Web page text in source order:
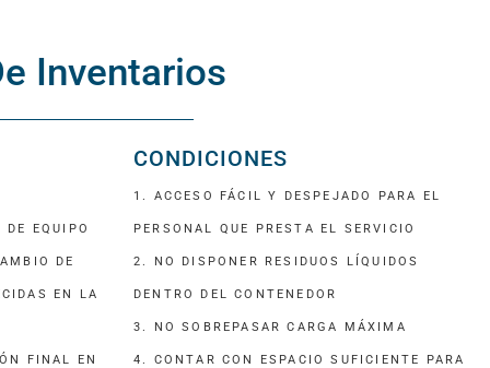
DE EQUIPOS PARA EL MANEJO DE RESIDUOS
SOBRE SISTEMAS DE MANEJO DE RESIDUOS PELIGROSOS
Inventarios
EQUIPO
DE
EN LA
FINAL EN
CONDICIONES
1. ACCESO FÁCIL Y DESPEJADO PARA EL
PERSONAL QUE PRESTA EL SERVICIO
2. NO DISPONER RESIDUOS LÍQUIDOS
DENTRO DEL CONTENEDOR
3. NO SOBREPASAR CARGA MÁXIMA
4. CONTAR CON ESPACIO SUFICIENTE PARA